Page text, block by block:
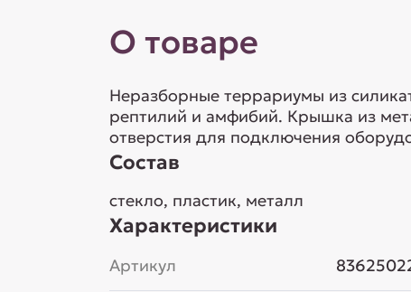
О товаре
Неразборные террариумы из
рептилий и амфибий. Крышка из
отверстия для подключения
Состав
стекло, пластик, металл
Характеристики
Артикул